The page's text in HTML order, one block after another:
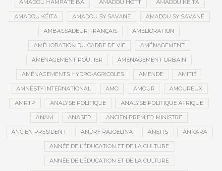
AMADOU HAMPÂTÉ BÂ AMADOU HOTT AMADOU KEÏTA
AMADOU KÉITA AMADOU SY SAVANE AMADOU SY SAVANÉ
AMBASSADEUR FRANÇAIS AMÉLIORATION
AMÉLIORATION DU CADRE DE VIE AMÉNAGEMENT
AMÉNAGEMENT ROUTIER AMÉNAGEMENT URBAIN
AMÉNAGEMENTS HYDRO-AGRICOLES AMENDE AMITIÉ
AMNESTY INTERNATIONAL AMO AMOUR AMOUREUX
AMRTP ANALYSE POLITIQUE ANALYSE POLITIQUE AFRIQUE
ANAM ANASER ANCIEN PREMIER MINISTRE
ANCIEN PRÉSIDENT ANDRY RAJOELINA ANÉFIS ANKARA
ANNÉE DE L’ÉDUCATION ET DE LA CULTURE
ANNÉE DE L’ÉDUCATION ET DE LA CULTURE